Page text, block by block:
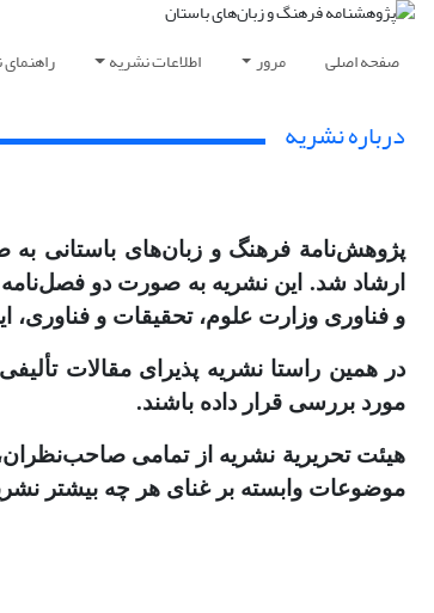
صفحه اصلی مرور اطلاعات نشریه
درباره نشریه
و فناوری وزارت علوم، تحقیقات و فناوری،
در همین راستا نشریه پذیرای مقالات
مورد بررسی قرار داده باشند.
هیئت تحریریة نشریه از تمامی
موضوعات وابسته بر غنای هر چه بیشتر